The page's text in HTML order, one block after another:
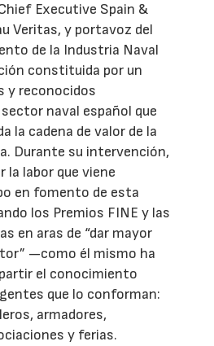
Executive Spain &
Veritas, y portavoz del
de la Industria Naval
constituida por un
y reconocidos
naval español que
la cadena de valor de la
Durante su intervención,
la labor que viene
en fomento de esta
los Premios FINE y las
en aras de “dar mayor
—como él mismo ha
el conocimiento
que lo conforman:
armadores,
y ferias.